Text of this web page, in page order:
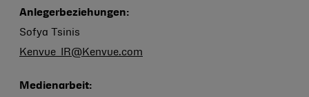
Anlegerbeziehungen:
Sofya Tsinis
Kenvue_IR@Kenvue.com
Medienarbeit: